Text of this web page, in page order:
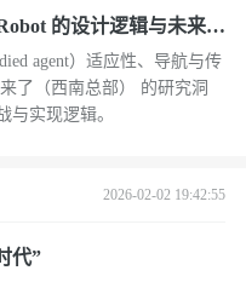
的设计逻辑与未来实
agent）适应性、导航与传
了（西南总部） 的研究洞
与实现逻辑。
2026-02-02 19:42:55
代”